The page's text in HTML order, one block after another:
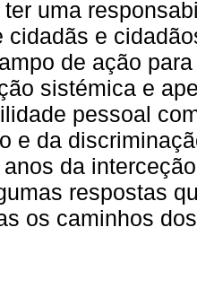
uma
cidadãs e
de ação
sistémica e
pessoal
e da
da
respostas
os caminhos